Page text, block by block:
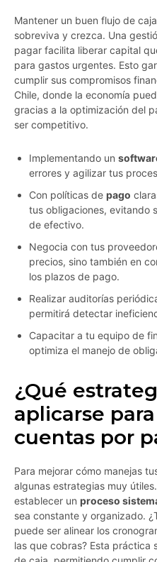
Mantener un buen flujo de
sobreviva y crezca. Una
pagar facilita liberar capital
para gastos urgentes. Esto
cumplir sus compromisos
Chile, donde la economía
gracias a la optimización del
ser competitivo.
Implementando un
errores y agilizar tus
Con políticas de pago
tus obligaciones, evitando
de efectivo.
Negocia con tus
precios, sino también en
los plazos de pago.
Realizar auditorías
permitirá detectar
Capacitar a tu equipo de
optimiza el manejo de
¿Qué
aplicarse
cuentas por
Para mejorar cómo manejas
algunas estrategias muy
establecer un proceso
sea constante y organizado.
puede ser alinear los
las que cobras? Esta práctica